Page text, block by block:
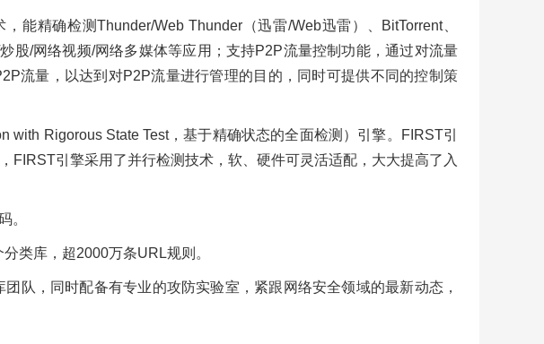
精确检测Thunder/Web Thunder（迅雷/Web迅雷）、BitTorrent、
股/网络视频/网络多媒体等应用；支持P2P流量控制功能，通过对流量
流量，以达到对P2P流量进行管理的目的，同时可提供不同的控制策
Rigorous State Test，基于精确状态的全面检测）引擎。FIRST引
引擎采用了并行检测技术，软、硬件可灵活适配，大大提高了入
。
类库，超2000万条URL规则。
队，同时配备有专业的攻防实验室，紧跟网络安全领域的最新动态，